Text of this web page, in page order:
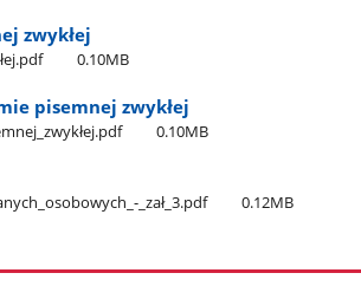
zwykłej
0.10MB
pisemnej zwykłej
0.10MB
​_zał​_3.pdf 0.12MB